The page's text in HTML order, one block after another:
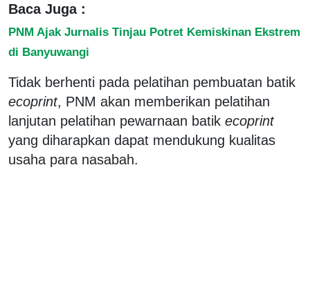
Baca Juga :
PNM Ajak Jurnalis Tinjau Potret Kemiskinan Ekstrem
di Banyuwangi
Tidak berhenti pada pelatihan pembuatan batik
ecoprint, PNM akan memberikan pelatihan
lanjutan pelatihan pewarnaan batik ecoprint
yang diharapkan dapat mendukung kualitas
usaha para nasabah.